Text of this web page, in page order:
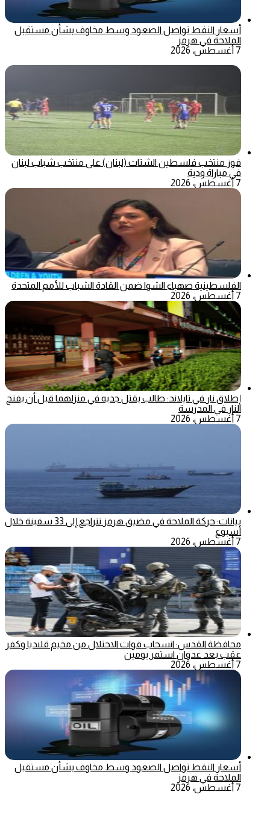
أسعار النفط تواصل الصعود وسط مخاوف بشأن مستقبل
الملاحة في هرمز
7 أغسطس، 2026
فوز منتخب فلسطين الشتات (لبنان) على منتخب شباب لبنان
في مباراة ودية
7 أغسطس، 2026
الفلسطينية صهباء الشوا ضمن القادة الشباب للأمم المتحدة
7 أغسطس، 2026
إطلاق نار في تايلاند: طالب يقتل جديه في منزلهما قبل أن يفتح
النار في المدرسة
7 أغسطس، 2026
بيانات: حركة الملاحة في مضيق هرمز تتراجع إلى 33 سفينة خلال
أسبوع
7 أغسطس، 2026
محافظة القدس: انسحاب قوات الاحتلال من مخيم قلنديا وكفر
عقب بعد عدوان استمر يومين
7 أغسطس، 2026
أسعار النفط تواصل الصعود وسط مخاوف بشأن مستقبل
الملاحة في هرمز
7 أغسطس، 2026